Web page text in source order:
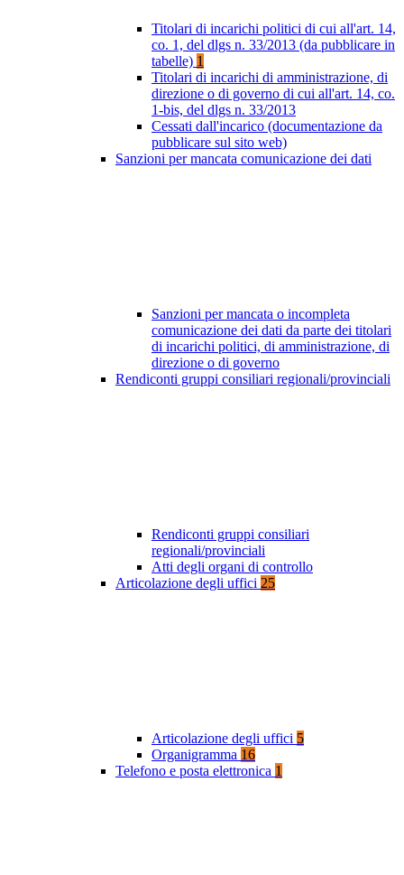
Titolari di incarichi politici di cui all'art. 14,
co. 1, del dlgs n. 33/2013 (da pubblicare in
tabelle) 1
Titolari di incarichi di amministrazione, di
direzione o di governo di cui all'art. 14, co.
1-bis, del dlgs n. 33/2013
Cessati dall'incarico (documentazione da
pubblicare sul sito web)
Sanzioni per mancata comunicazione dei dati
Sanzioni per mancata o incompleta
comunicazione dei dati da parte dei titolari
di incarichi politici, di amministrazione, di
direzione o di governo
Rendiconti gruppi consiliari regionali/provinciali
Rendiconti gruppi consiliari
regionali/provinciali
Atti degli organi di controllo
Articolazione degli uffici 25
Articolazione degli uffici 5
Organigramma 16
Telefono e posta elettronica 1